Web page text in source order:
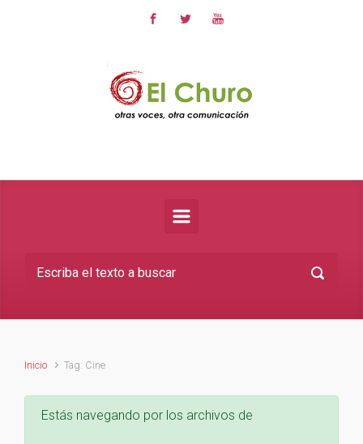
Saltar al contenido principal
Inicio Tag: Cine
Estás navegando por los archivos de